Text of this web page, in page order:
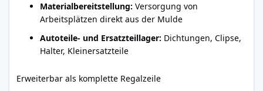
Materialbereitstellung: Versorgung von
Arbeitsplätzen direkt aus der Mulde
Autoteile- und Ersatzteillager: Dichtungen, Clipse,
Halter, Kleinersatzteile
Erweiterbar als komplette Regalzeile